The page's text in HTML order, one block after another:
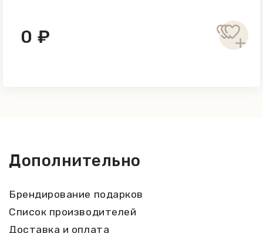
0 ₽
Дополнительно
Брендирование подарков
Список производителей
Доставка и оплата